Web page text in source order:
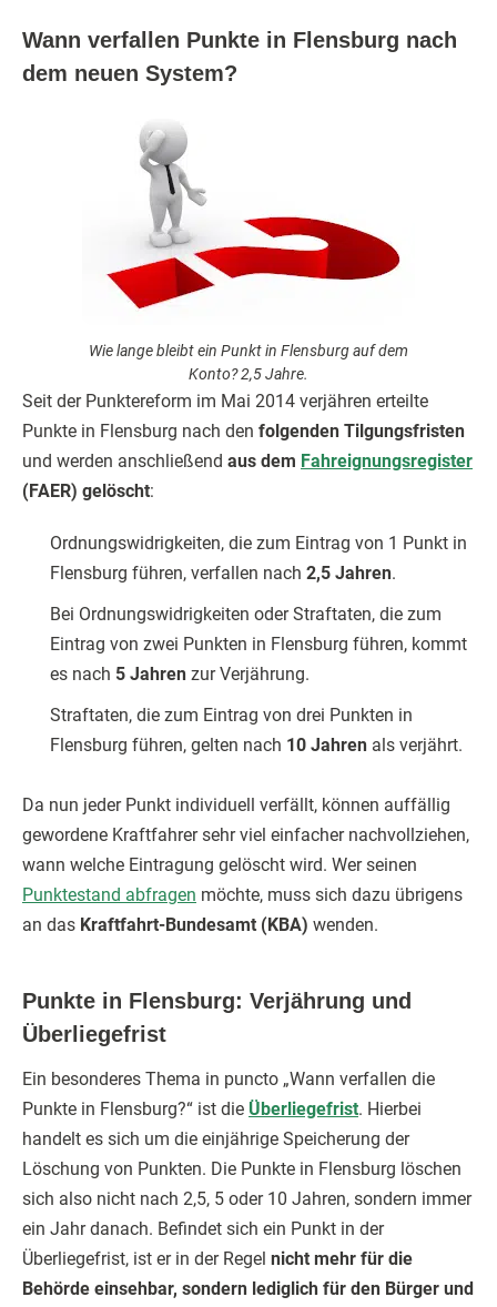
Wann verfallen Punkte in Flensburg nach
dem neuen System?
Wie lange bleibt ein Punkt in Flensburg auf dem
Konto? 2,5 Jahre.
Seit der Punktereform im Mai 2014 verjähren erteilte
Punkte in Flensburg nach den folgenden Tilgungsfristen
und werden anschließend aus dem Fahreignungsregister
(FAER) gelöscht:
Ordnungswidrigkeiten, die zum Eintrag von 1 Punkt in
Flensburg führen, verfallen nach 2,5 Jahren.
Bei Ordnungswidrigkeiten oder Straftaten, die zum
Eintrag von zwei Punkten in Flensburg führen, kommt
es nach 5 Jahren zur Verjährung.
Straftaten, die zum Eintrag von drei Punkten in
Flensburg führen, gelten nach 10 Jahren als verjährt.
Da nun jeder Punkt individuell verfällt, können auffällig
gewordene Kraftfahrer sehr viel einfacher nachvollziehen,
wann welche Eintragung gelöscht wird. Wer seinen
Punktestand abfragen möchte, muss sich dazu übrigens
an das Kraftfahrt-Bundesamt (KBA) wenden.
Punkte in Flensburg: Verjährung und
Überliegefrist
Ein besonderes Thema in puncto „Wann verfallen die
Punkte in Flensburg?“ ist die Überliegefrist. Hierbei
handelt es sich um die einjährige Speicherung der
Löschung von Punkten. Die Punkte in Flensburg löschen
sich also nicht nach 2,5, 5 oder 10 Jahren, sondern immer
ein Jahr danach. Befindet sich ein Punkt in der
Überliegefrist, ist er in der Regel nicht mehr für die
Behörde einsehbar, sondern lediglich für den Bürger und